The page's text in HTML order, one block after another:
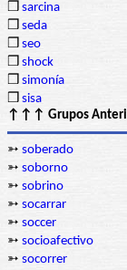
❒ sarcina
❒ seda
❒ seo
❒ shock
❒ simonía
❒ sisa
↑↑↑ Grupos
➳ soberado
➳ soborno
➳ sobrino
➳ socarrar
➳ soccer
➳ socioafectivo
➳ socorrer